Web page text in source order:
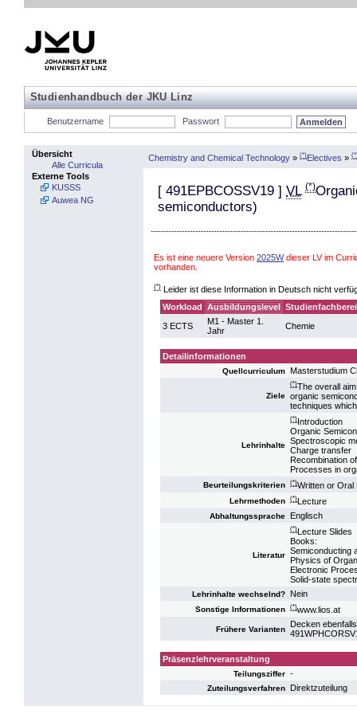
Studienhandbuch der JKU Linz
Benutzername Passwort
Übersicht
Alle Curricula
Externe Tools
KUSSS
Auwea NG
Chemistry and Chemical Technology » (*)Electives »
[ 491EPBCOSSV19 ] VL (*)
semiconductors)
Es ist eine neuere Version 2025Wdieser LV im
vorhanden.
(*) Leider ist diese Information in Deutsch nicht
Workload Ausbildungslevel
3 ECTS
M1 - Master 1.
Jahr
Chemie
Detailinformationen
Quellcurriculum Masterstudium
Ziele
(*)The overall
organic
techniques
Lehrinhalte
(*)Introduction
Organic
Spectroscopic
Charge transfer
Recombination
Processes in
Beurteilungskriterien (*)Written or Oral
Lehrmethoden (*)Lecture
Abhaltungssprache Englisch
Literatur
(*)Lecture Slides
Books:
Semiconducting
Physics of
Electronic
Solid-state
Lehrinhalte wechselnd? Nein
Sonstige Informationen (*)www.lios.at
Frühere Varianten
Decken
Präsenzlehrveranstaltung
Teilungsziffer -
Zuteilungsverfahren Direktzuteilung